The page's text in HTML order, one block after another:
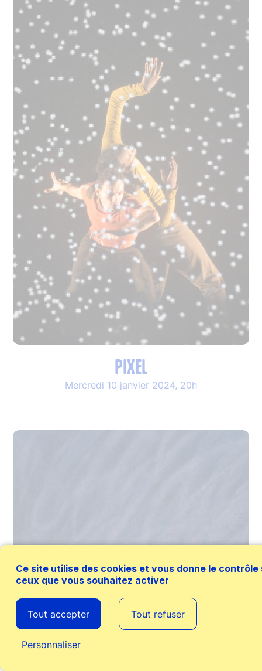
PIXEL
Mercredi 10 janvier 2024, 20h
Ce site utilise des cookies et vous donne le contrôle
ceux que vous souhaitez activer
Tout accepter Tout refuser
Personnaliser